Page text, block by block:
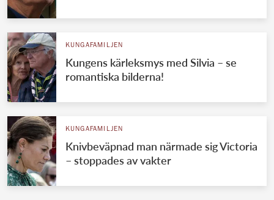
KUNGAFAMILJEN
Kungens kärleksmys med Silvia – se
romantiska bilderna!
KUNGAFAMILJEN
Knivbeväpnad man närmade sig Victoria
– stoppades av vakter